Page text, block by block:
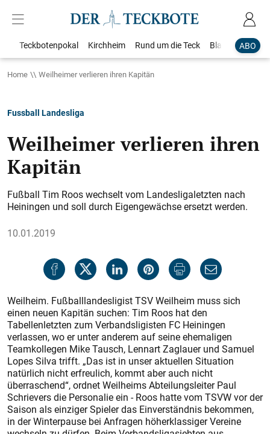
ABO
Teckbotenpokal Kirchheim Rund um die Teck Blaulicht
Home Weilheimer verlieren ihren Kapitän
Fussball Landesliga
Weilheimer verlieren ihren
Kapitän
Fußball Tim Roos wechselt vom Landesligaletzten nach
Heiningen und soll durch Eigengewächse ersetzt werden.
10.01.2019
Weilheim. Fußballlandesligist TSV Weilheim muss sich
einen neuen Kapitän suchen: Tim Roos hat den
Tabellenletzten zum Verbandsligisten FC Heiningen
verlassen, wo er unter anderem auf seine ehemaligen
Teamkollegen Mike Tausch, Lennart Zaglauer und Samuel
Lopes Silva trifft. „Das ist in unser aktuellen Situation
natürlich nicht erfreulich, kommt aber auch nicht
überraschend“, ordnet Weilheims Abteilungsleiter Paul
Schrievers die Personalie ein - Roos hatte vom TSVW vor der
Saison als einziger Spieler das Einverständnis bekommen,
in der Winterpause bei Anfragen höherklassiger Vereine